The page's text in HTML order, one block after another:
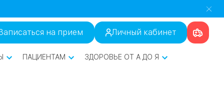
на прием Личный кабинет
ПАЦИЕНТАМ ЗДОРОВЬЕ ОТ А ДО Я